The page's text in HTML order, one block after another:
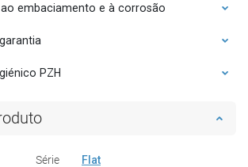
ao embaciamento e à corrosão
PZH
Série Flat